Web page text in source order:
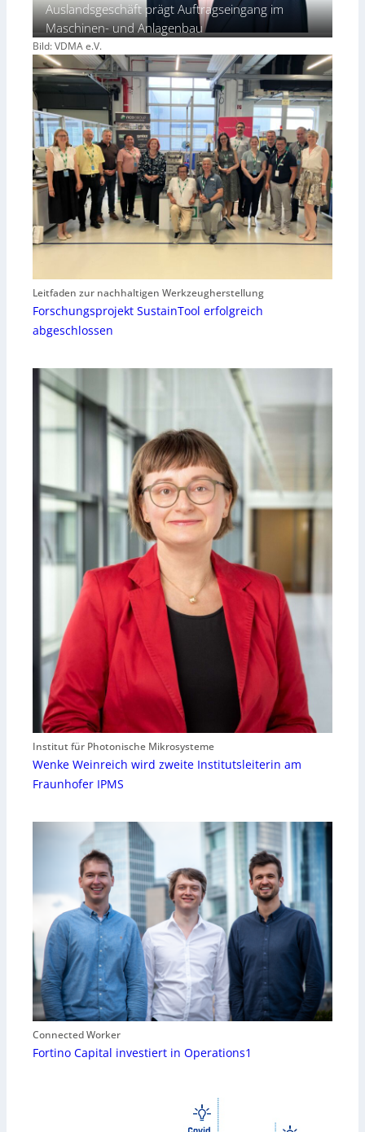
Auslandsgeschäft prägt Auftragseingang im
Maschinen- und Anlagenbau
Bild: VDMA e.V.
Leitfaden zur nachhaltigen Werkzeugherstellung
Forschungsprojekt SustainTool erfolgreich
abgeschlossen
Institut für Photonische Mikrosysteme
Wenke Weinreich wird zweite Institutsleiterin am
Fraunhofer IPMS
Connected Worker
Fortino Capital investiert in Operations1